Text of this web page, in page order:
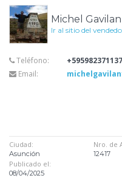
Michel Gavilan
Ir al sitio del
Teléfono:
+595982371137
Email:
Ciudad:
Asunción
Nro. de
12417
Publicado el:
08/04/2025